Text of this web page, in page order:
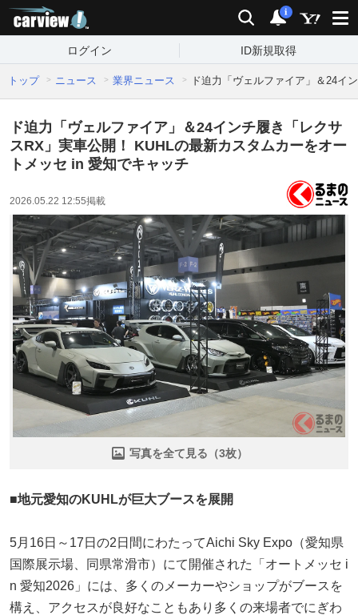
検索 通知
i
ログイン ID新規取得
トップ ニュース 業界ニュース ド迫力「ヴェルファイア」＆24イ
ド迫力「ヴェルファイア」＆24インチ履き「レクサ
スRX」実車公開！ KUHLの最新カスタムカーをオー
トメッセ in 愛知でキャッチ
2026.05.22 12:55掲載
写真を全て見る（3枚）
■地元愛知のKUHLが巨大ブースを展開
5月16日～17日の2日間にわたってAichi Sky Expo（愛知県
国際展示場、同県常滑市）にて開催された「オートメッセ i
n 愛知2026」には、多くのメーカーやショップがブースを
構え、アクセスが良好なこともあり多くの来場者でにぎわ